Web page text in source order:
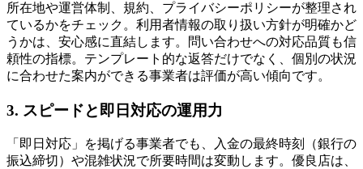
所在地や運営体制、規約、プライバシーポリシーが整理され
ているかをチェック。利用者情報の取り扱い方針が明確かど
うかは、安心感に直結します。問い合わせへの対応品質も信
頼性の指標。テンプレート的な返答だけでなく、個別の状況
に合わせた案内ができる事業者は評価が高い傾向です。
3. スピードと即日対応の運用力
「即日対応」を掲げる事業者でも、入金の最終時刻（銀行の
振込締切）や混雑状況で所要時間は変動します。優良店は、